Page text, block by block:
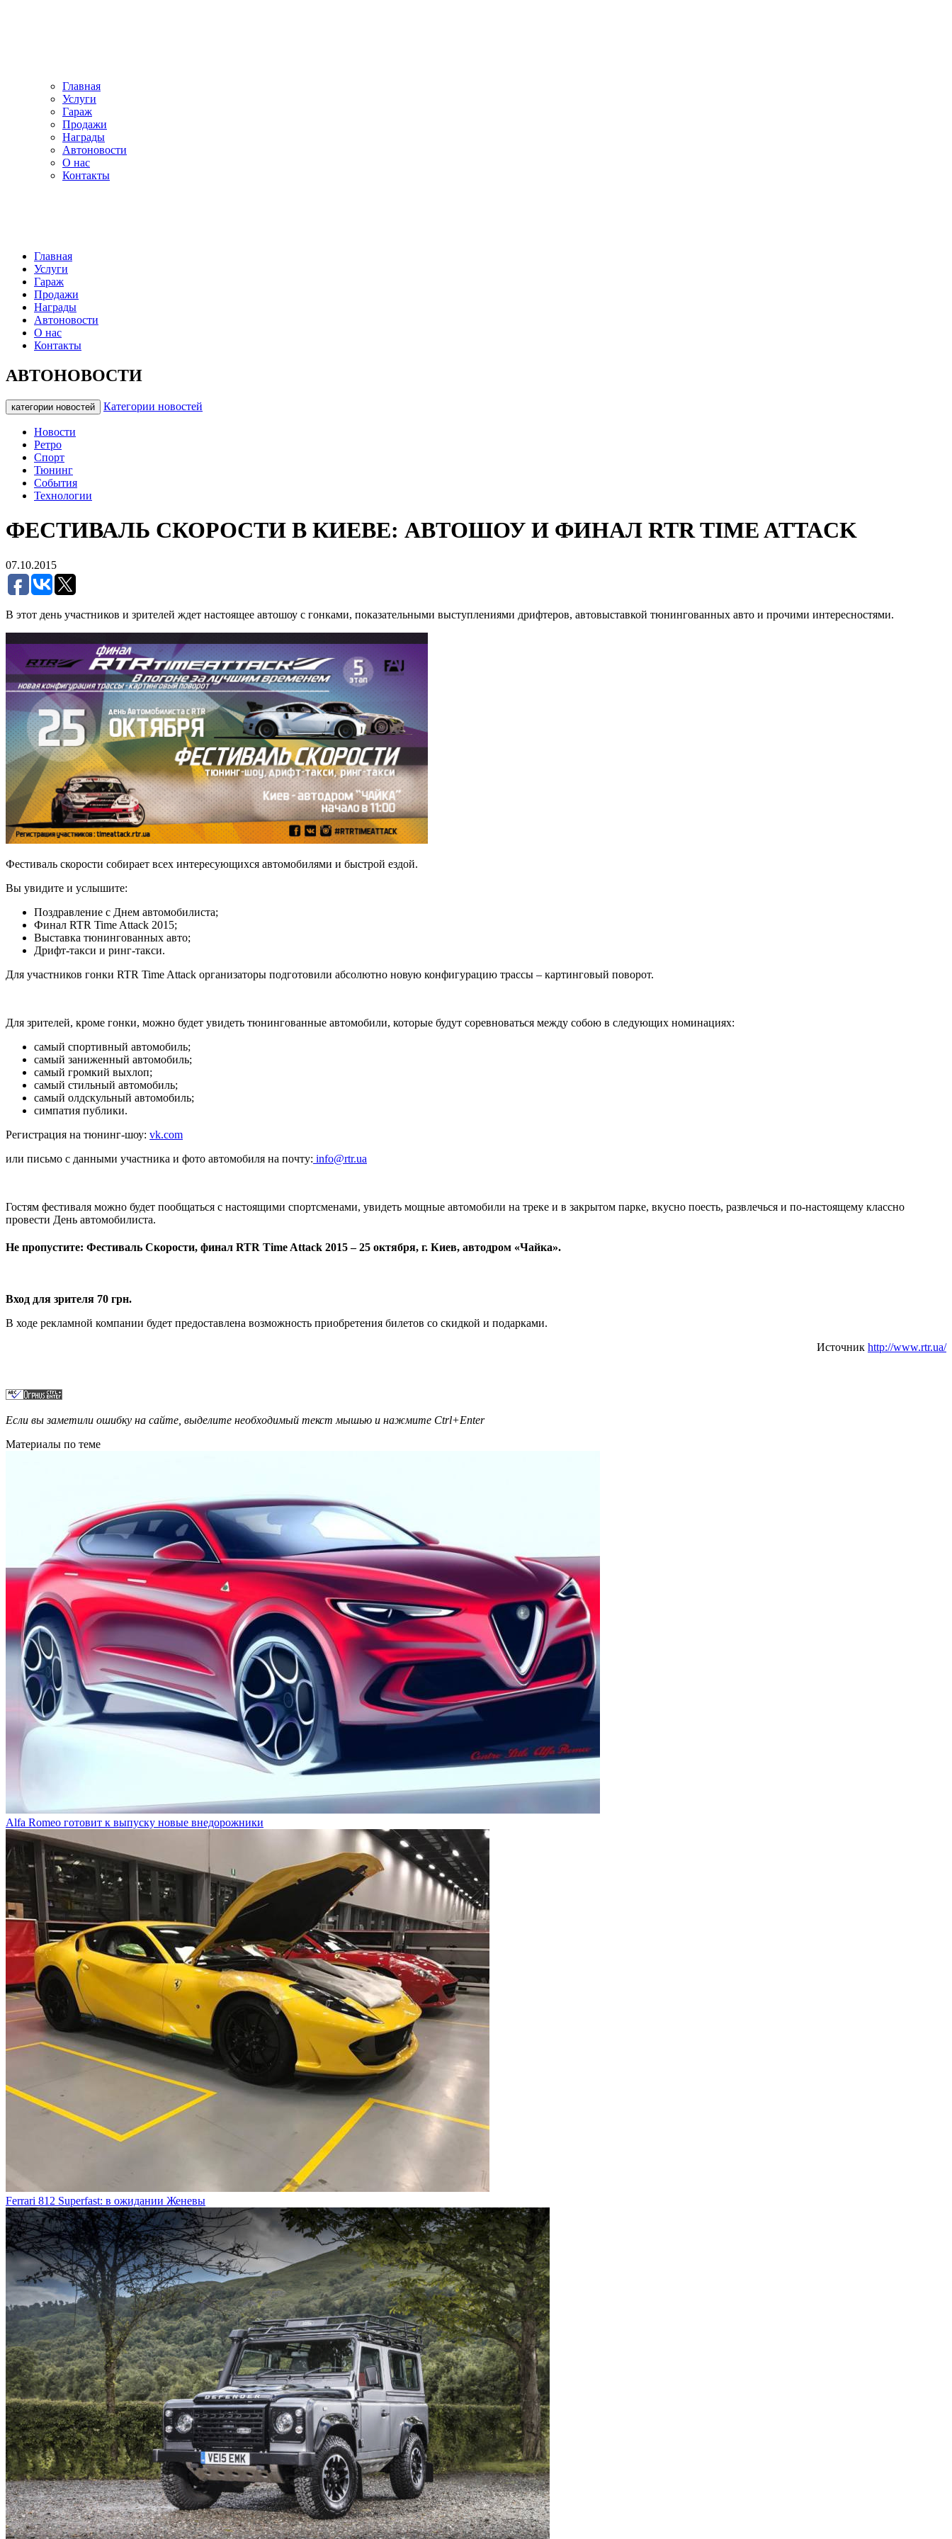
Главная
Услуги
Гараж
Продажи
Награды
Автоновости
О нас
Контакты
Главная
Услуги
Гараж
Продажи
Награды
Автоновости
О нас
Контакты
АВТОНОВОСТИ
категории новостей Категории новостей
Новости
Ретро
Спорт
Тюнинг
События
Технологии
ФЕСТИВАЛЬ СКОРОСТИ В КИЕВЕ: АВТОШОУ И ФИНАЛ RTR TIME ATTACK
07.10.2015
В этот день участников и зрителей ждет настоящее автошоу с гонками, показательными выступлениями дрифтеров, автовыставкой тюнингованных авто и прочими интересностями.
Фестиваль скорости собирает всех интересующихся автомобилями и быстрой ездой.
Вы увидите и услышите:
Поздравление с Днем автомобилиста;
Финал RTR Time Attack 2015;
Выставка тюнингованных авто;
Дрифт-такси и ринг-такси.
Для участников гонки RTR Time Attack организаторы подготовили абсолютно новую конфигурацию трассы – картинговый поворот.
Для зрителей, кроме гонки, можно будет увидеть тюнингованные автомобили, которые будут соревноваться между собою в следующих номинациях:
самый спортивный автомобиль;
самый заниженный автомобиль;
самый громкий выхлоп;
самый стильный автомобиль;
самый олдскульный автомобиль;
симпатия публики.
Регистрация на тюнинг-шоу: vk.com
или письмо с данными участника и фото автомобиля на почту: info@rtr.ua
Гостям фестиваля можно будет пообщаться с настоящими спортсменами, увидеть мощные автомобили на треке и в закрытом парке, вкусно поесть, развлечься и по-настоящему классно
провести День автомобилиста.
Не пропустите: Фестиваль Скорости, финал RTR Time Attack 2015 – 25 октября, г. Киев, автодром «Чайка».
Вход для зрителя 70 грн.
В ходе рекламной компании будет предоставлена возможность приобретения билетов со скидкой и подарками.
Источник http://www.rtr.ua/
Если вы заметили ошибку на сайте, выделите необходимый текст мышью и нажмите Ctrl+Enter
Материалы по теме
Alfa Romeo готовит к выпуску новые внедорожники
Ferrari 812 Superfast: в ожидании Женевы